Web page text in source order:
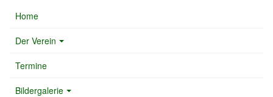
Home
Der Verein
Termine
Bildergalerie